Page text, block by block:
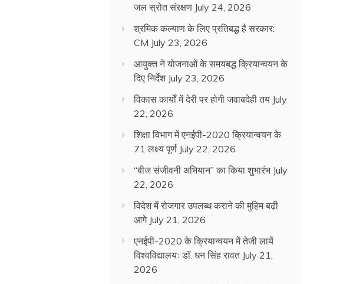
जल स्रोत संरक्षण July 24, 2026
श्रमिक कल्याण के लिए प्रतिबद्ध है सरकार:
CM July 23, 2026
आयुक्त ने योजनाओं के समयबद्ध क्रियान्वयन के
दिए निर्देश July 23, 2026
विकास कार्यों में देरी पर होगी जवाबदेही तय July
22, 2026
शिक्षा विभाग में एनईपी-2020 क्रियान्वयन के
71 लक्ष्य पूर्ण July 22, 2026
“बीज संजीवनी अभियान” का किया शुभारंभ July
22, 2026
विदेश में रोजगार उपलब्ध कराने की मुहिम बढ़ी
आगे July 21, 2026
एनईपी-2020 के क्रियान्वयन में तेजी लायें
विश्वविद्यालयः डॉ. धन सिंह रावत July 21,
2026